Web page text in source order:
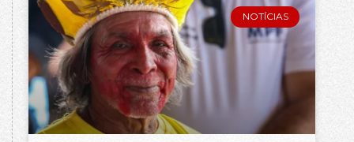
NOTÍCIAS